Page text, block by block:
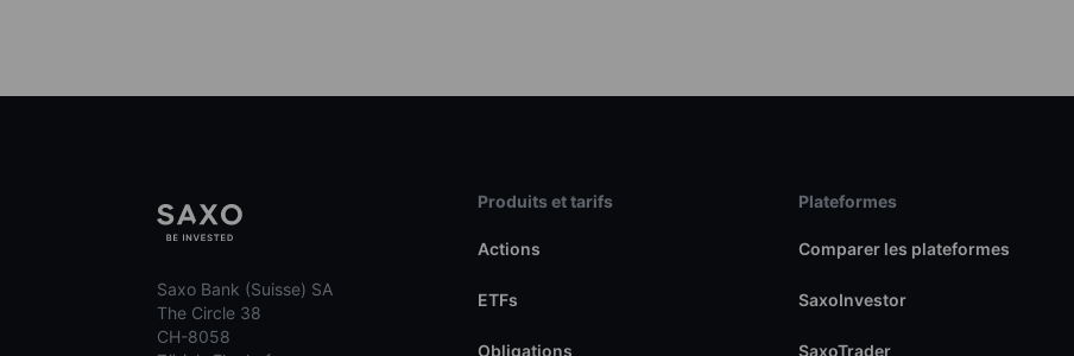
Saxo Bank (Suisse) SA
The Circle 38
CH-8058
Produits et tarifs
Actions
ETFs
Obligations
Plateformes
Comparer les plateformes
SaxoInvestor
SaxoTrader